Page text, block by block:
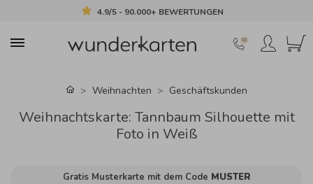
4.9/5 - 90.000+ BEWERTUNGEN
Weihnachten Geschäftskunden
Weihnachtskarte: Tannbaum Silhouette mit
Foto in Weiß
Gratis Musterkarte mit dem Code MUSTER